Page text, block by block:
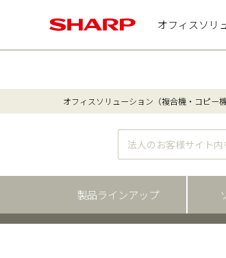
オフィスソリ
オフィスソリューション（複合機・コピー
製品ラインアップ